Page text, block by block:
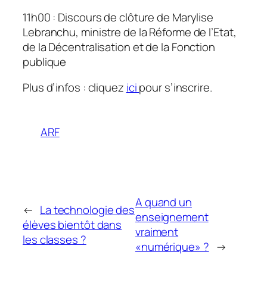
11h00 : Discours de clôture de Marylise
Lebranchu, ministre de la Réforme de l’Etat,
de la Décentralisation et de la Fonction
publique
Plus d’infos : cliquez icipour s’inscrire.
ARF
← La technologie des
élèves bientôt dans
les classes ?
A quand un
enseignement
vraiment
«numérique» ? →